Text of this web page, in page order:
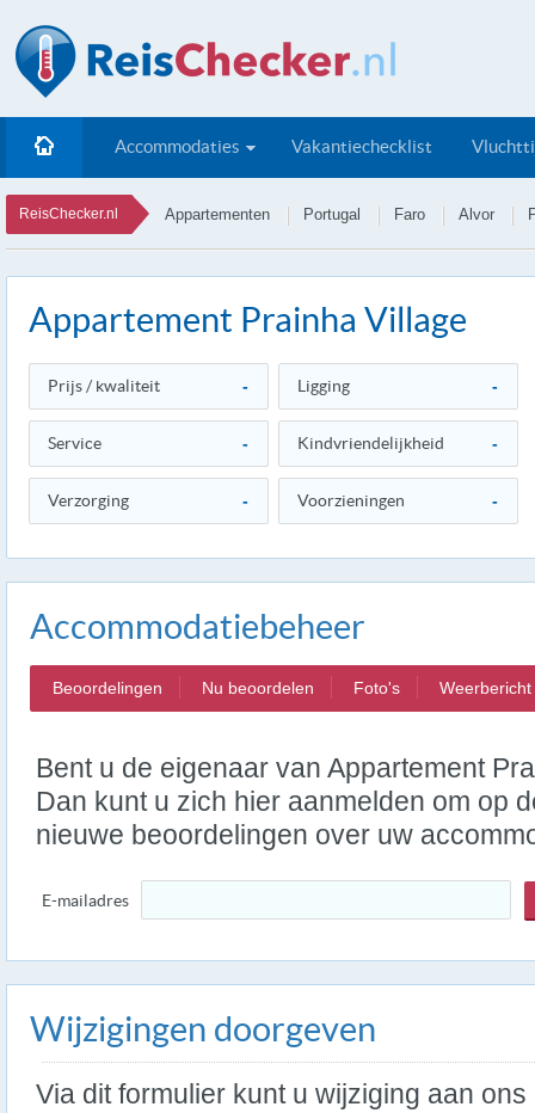
Accommodaties Vakantiechecklist
ReisChecker.nl Appartementen Portugal Faro Alvor
Appartement Prainha Village
Prijs / kwaliteit - Ligging -
Service - Kindvriendelijkheid -
Verzorging - Voorzieningen -
Accommodatiebeheer
Beoordelingen Nu beoordelen Foto's Weerbericht
Bent u de eigenaar van Appartement
Dan kunt u zich hier aanmelden om op
nieuwe beoordelingen over uw
E-mailadres
Wijzigingen doorgeven
Via dit formulier kunt u wijziging aan